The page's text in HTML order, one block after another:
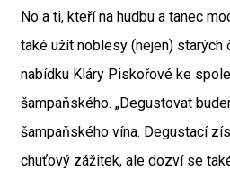
No a ti, kteří na hudbu a tanec
také užít noblesy (nejen) starých
nabídku Kláry Piskořové ke
šampaňského. „Degustovat
šampaňského vína. Degustací
chuťový zážitek, ale dozví se